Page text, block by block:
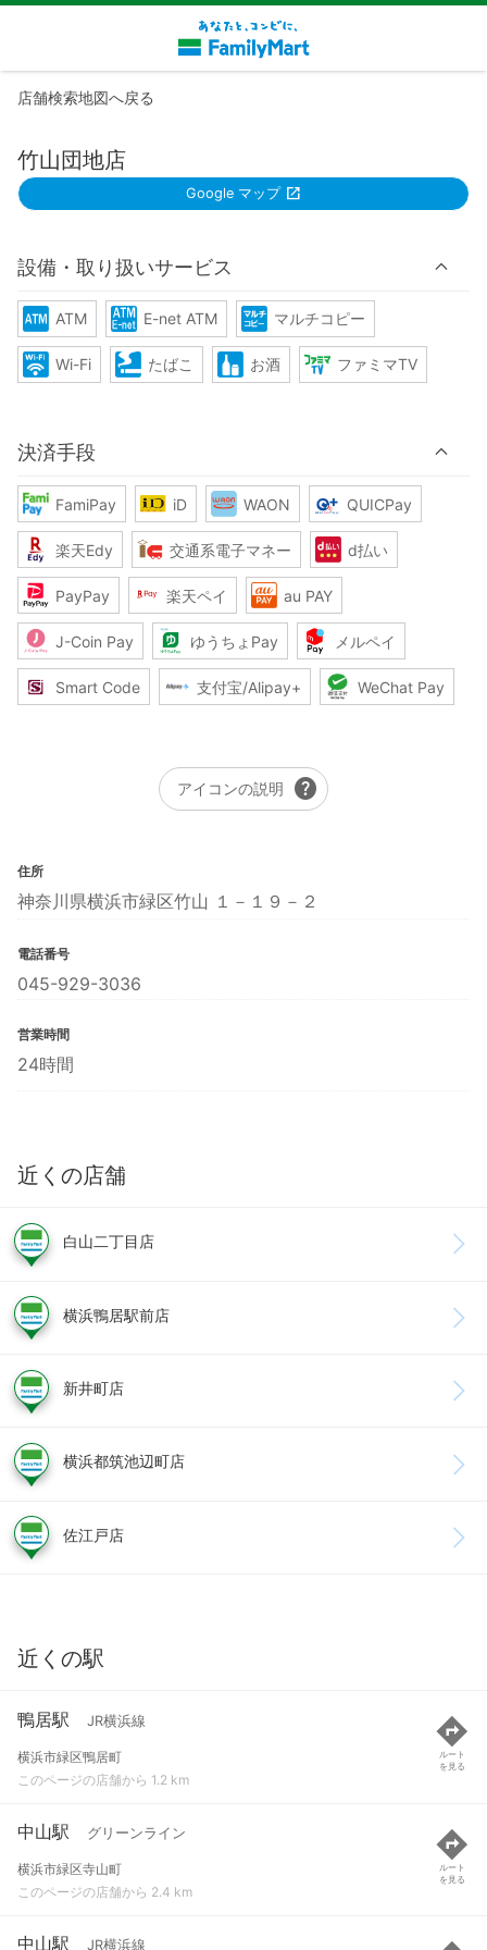
店舗検索地図へ戻る
竹山団地店
Google マップ
設備・取り扱いサービス
ATM E-net ATM マルチコピー
Wi-Fi たばこ お酒 ファミマTV
決済手段
FamiPay iD WAON QUICPay
楽天Edy 交通系電子マネー d払い
PayPay 楽天ペイ au PAY
J-Coin Pay ゆうちょPay メルペイ
Smart Code 支付宝/Alipay+ WeChat Pay
アイコンの説明 help
住所
神奈川県横浜市緑区竹山 １－１９－２
電話番号
045-929-3036
営業時間
24時間
近くの店舗
白山二丁目店
横浜鴨居駅前店
新井町店
横浜都筑池辺町店
佐江戸店
近くの駅
鴨居駅 JR横浜線
横浜市緑区鴨居町
このページの店舗から 1.2 km
ルート
を見る
中山駅 グリーンライン
横浜市緑区寺山町
このページの店舗から 2.4 km
ルート
を見る
中山駅 JR横浜線